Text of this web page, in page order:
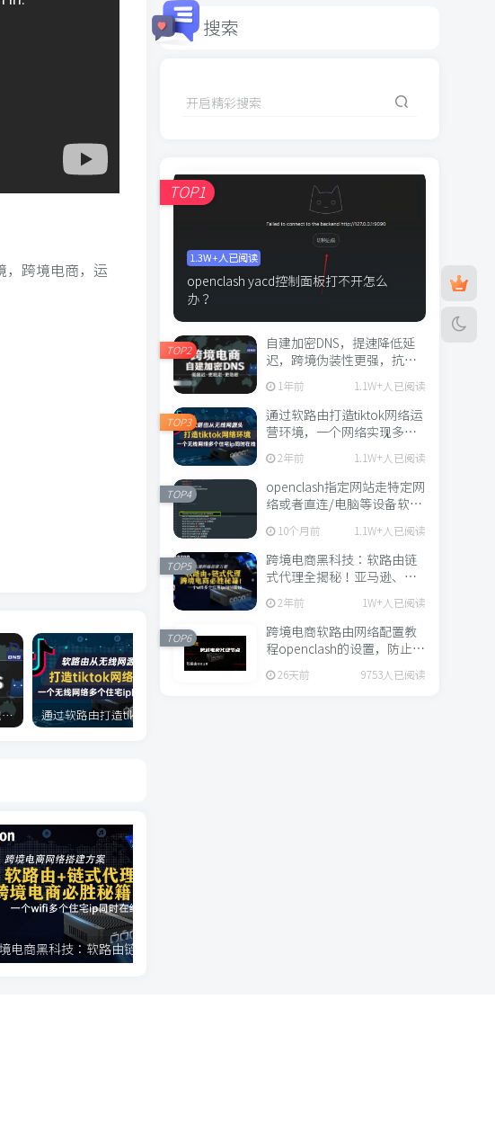
，跨境电商，运
自建加密DNS，提速降低延迟，跨境伪装性更强，抗污染
搜索
开启精彩搜索
1.3W+人已阅读
openclash yacd控制面板打不开怎么
办？
TOP1
自建加密DNS，提速降低延
迟，跨境伪装性更强，抗污
1年前 1.1W+人已阅读
TOP2
通过软路由打造tiktok网络运
营环境，一个网络实现多手
理，clash链式代理，
passwall链式代理
2年前 1.1W+人已阅读
TOP3
openclash指定网站走特定网
络或者直连/电脑等设备软路
10个月前 1.1W+人已阅读
TOP4
跨境电商黑科技：软路由链
式代理全揭秘！亚马逊、
的流量。
2年前 1W+人已阅读
TOP5
跨境电商软路由网络配置教
程openclash的设置，防止
简单易操作
26天前 9753人已阅读
TOP6